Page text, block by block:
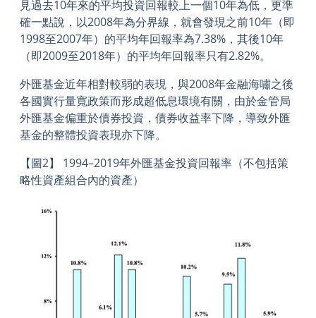
見過去10年來的平均投資回報較上一個10年為低，更準
確一點說，以2008年為分界線，就會發現之前10年（即
1998至2007年）的平均年回報率為7.38%，其後10年
（即2009至2018年）的平均年回報率只有2.82%。
外匯基金近年相對較弱的表現，與2008年金融海嘯之後
各國實行量寬政策而形成超低息環境有關，由於金管局
外匯基金偏重於債券投資，債券收益率下降，導致外匯
基金的整體投資表現亦下降。
【圖2】 1994–2019年外匯基金投資回報率（不包括策
略性資產組合內的資產）